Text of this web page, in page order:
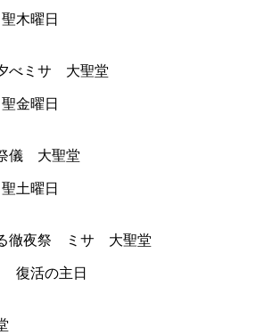
木曜日
べミサ 大聖堂
金曜日
儀 大聖堂
土曜日
徹夜祭 ミサ 大聖堂
復活の主日